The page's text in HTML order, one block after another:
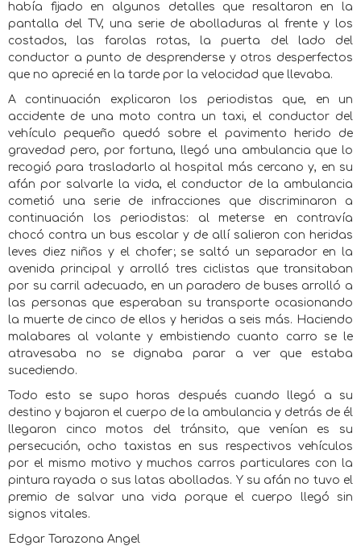
había fijado en algunos detalles que resaltaron en la
pantalla del TV, una serie de abolladuras al frente y los
costados, las farolas rotas, la puerta del lado del
conductor a punto de desprenderse y otros desperfectos
que no aprecié en la tarde por la velocidad que llevaba.
A continuación explicaron los periodistas que, en un
accidente de una moto contra un taxi, el conductor del
vehículo pequeño quedó sobre el pavimento herido de
gravedad pero, por fortuna, llegó una ambulancia que lo
recogió para trasladarlo al hospital más cercano y, en su
afán por salvarle la vida, el conductor de la ambulancia
cometió una serie de infracciones que discriminaron a
continuación los periodistas: al meterse en contravía
chocó contra un bus escolar y de allí salieron con heridas
leves diez niños y el chofer; se saltó un separador en la
avenida principal y arrolló tres ciclistas que transitaban
por su carril adecuado, en un paradero de buses arrolló a
las personas que esperaban su transporte ocasionando
la muerte de cinco de ellos y heridas a seis más. Haciendo
malabares al volante y embistiendo cuanto carro se le
atravesaba no se dignaba parar a ver que estaba
sucediendo.
Todo esto se supo horas después cuando llegó a su
destino y bajaron el cuerpo de la ambulancia y detrás de él
llegaron cinco motos del tránsito, que venían es su
persecución, ocho taxistas en sus respectivos vehículos
por el mismo motivo y muchos carros particulares con la
pintura rayada o sus latas abolladas. Y su afán no tuvo el
premio de salvar una vida porque el cuerpo llegó sin
signos vitales.
Edgar Tarazona Angel